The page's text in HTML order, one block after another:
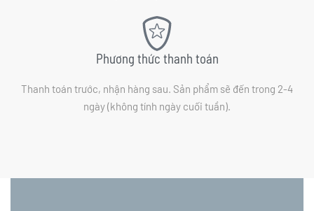
Phương thức thanh toán
Thanh toán trước, nhận hàng sau. Sản phẩm sẽ đến trong 2-4
ngày (không tính ngày cuối tuần).